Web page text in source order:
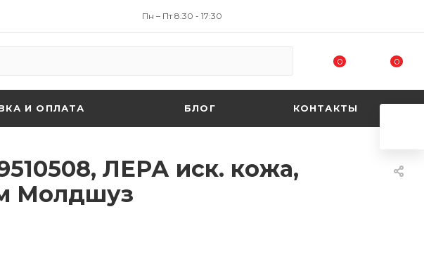
Пн – Пт 8:30 - 17:30
0 0
И ОПЛАТА БЛОГ КОНТАКТЫ
ЛЕРА иск. кожа,
Молдшуз